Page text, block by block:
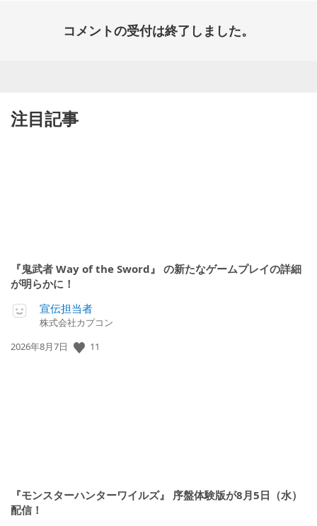
コメントの受付は終了しました。
注目記事
『鬼武者 Way of the Sword』 の新たなゲームプレイの詳細
が明らかに！
宣伝担当者
株式会社カプコン
公
2026年8月7日 11
『モンスターハンターワイルズ』 序盤体験版が8月5日（水）
配信！